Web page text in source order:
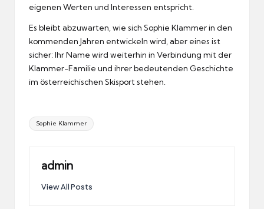
eigenen Werten und Interessen entspricht.
Es bleibt abzuwarten, wie sich Sophie Klammer in den
kommenden Jahren entwickeln wird, aber eines ist
sicher: Ihr Name wird weiterhin in Verbindung mit der
Klammer-Familie und ihrer bedeutenden Geschichte
im österreichischen Skisport stehen.
Tags:
Sophie Klammer
admin
View All Posts